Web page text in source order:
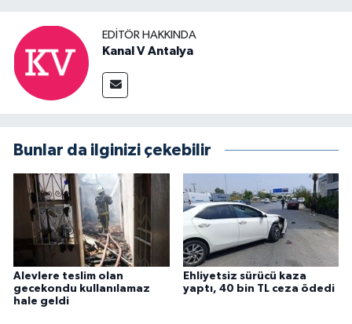
EDITÖR HAKKINDA
Kanal V Antalya
Bunlar da ilginizi çekebilir
Alevlere teslim olan
gecekondu kullanılamaz
hale geldi
Ehliyetsiz sürücü kaza
yaptı, 40 bin TL ceza ödedi